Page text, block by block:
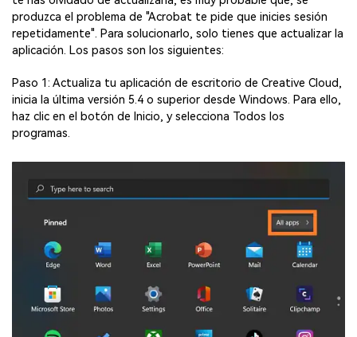
produzca el problema de "Acrobat te pide que inicies sesión
repetidamente". Para solucionarlo, solo tienes que actualizar la
aplicación. Los pasos son los siguientes:
Paso 1: Actualiza tu aplicación de escritorio de Creative Cloud,
inicia la última versión 5.4 o superior desde Windows. Para ello,
haz clic en el botón de Inicio, y selecciona Todos los
programas.